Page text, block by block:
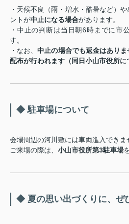
・天候不良（雨・増水・酷暑など）
ントが中止になる場合があります。
・中止の判断は当日朝6時までに市
す。
・なお、中止の場合でも返金はあり
配布が行われます（同日小山市役所に
◆ 駐車場について
会場周辺の河川敷には車両進入できま
ご来場の際は、 小山市役所第3駐車場
◆ 夏の思い出づくりに、ぜ